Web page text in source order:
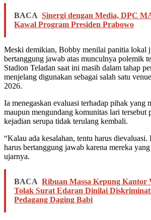
BACA Sinergi dengan Media, DPC
Kawal Program Presiden Prabowo
Meski demikian, Bobby menilai panitia lokal
bertanggung jawab atas munculnya polemik
Stadion Teladan saat ini masih dalam tahap
menjelang digunakan sebagai salah satu
2026.
Ia menegaskan evaluasi terhadap pihak yang
maupun mengundang komunitas lari tersebut
kejadian serupa tidak terulang kembali.
“Kalau ada kesalahan, tentu harus
harus bertanggung jawab karena mereka
ujarnya.
BACA Ribuan Massa Kepung Kantor
Tolak Surat Edaran Dinilai
Pedagang Daging Babi